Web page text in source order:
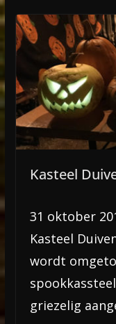
Kasteel
31 oktober
Kasteel
wordt
griezelig